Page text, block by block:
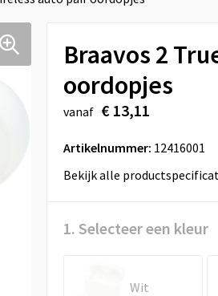
Braavos 2
oordopjes
vanaf € 13,11
Artikelnummer: 12416001
Bekijk alle
1. Selecteer een kleur
Wit